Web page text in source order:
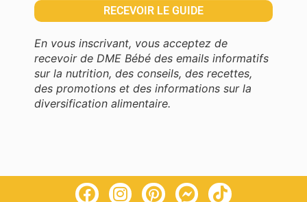
En vous inscrivant, vous acceptez de
recevoir de DME Bébé des emails informatifs
sur la nutrition, des conseils, des recettes,
des promotions et des informations sur la
diversification alimentaire.